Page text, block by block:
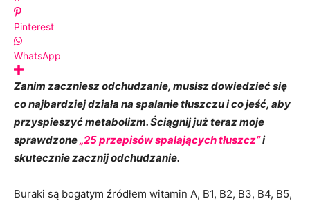
Pinterest
WhatsApp
Zanim zaczniesz odchudzanie, musisz dowiedzieć się
co najbardziej działa na spalanie tłuszczu i co jeść, aby
przyspieszyć metabolizm.Ściągnij już teraz moje
sprawdzone„25 przepisów spalających tłuszcz”i
skutecznie zacznij odchudzanie.
Buraki są bogatym źródłem witamin A, B1, B2, B3, B4, B5,